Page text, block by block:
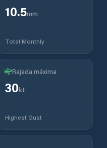
10.5mm
Total Monthly
Rajada máxima
30kt
Highest Gust